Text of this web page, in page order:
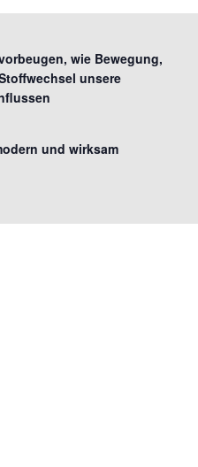
wie Bewegung,
unsere
und wirksam